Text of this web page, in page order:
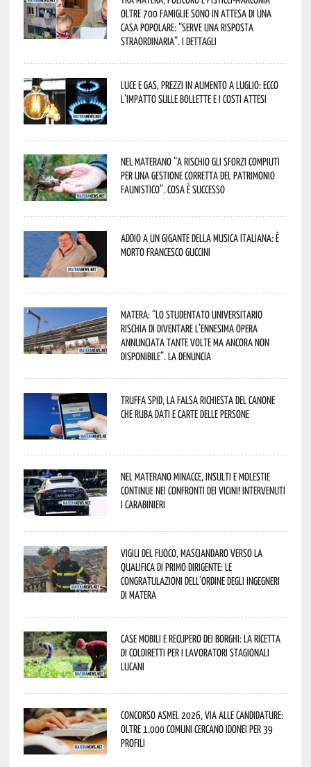
oltre 700 famiglie sono in attesa di una
casa popolare: “serve una risposta
straordinaria”. I dettagli
Luce e gas, prezzi in aumento a luglio: ecco
l’impatto sulle bollette e i costi attesi
Nel materano “a rischio gli sforzi compiuti
per una gestione corretta del patrimonio
faunistico”. Cosa è successo
Addio a un gigante della musica italiana: è
morto Francesco Guccini
Matera: “Lo studentato universitario
rischia di diventare l’ennesima opera
annunciata tante volte ma ancora non
disponibile”. La denuncia
Truffa Spid, la falsa richiesta del canone
che ruba dati e carte delle persone
Nel materano minacce, insulti e molestie
continue nei confronti dei vicini! Intervenuti
i Carabinieri
Vigili del Fuoco, Masciandaro verso la
qualifica di Primo Dirigente: le
congratulazioni dell’Ordine degli Ingegneri
di Matera
Case mobili e recupero dei borghi: la ricetta
di Coldiretti per i lavoratori stagionali
lucani
Concorso Asmel 2026, via alle candidature:
oltre 1.000 Comuni cercano idonei per 39
profili